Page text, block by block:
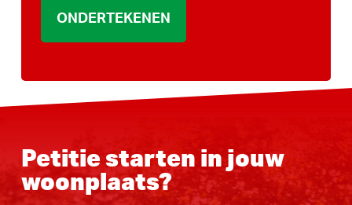
Petitie starten in jouw
woonplaats?